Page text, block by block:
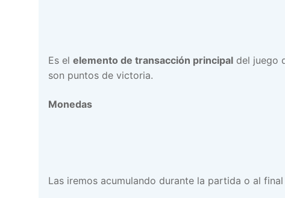
Es el elemento de transacción principal del juego
son puntos de victoria.
Monedas
Las iremos acumulando durante la partida o al